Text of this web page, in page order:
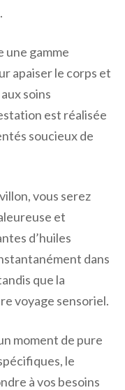
une gamme
apaiser le corps et
soins
est réalisée
soucieux de
vous serez
et
d’huiles
dans
que la
voyage sensoriel.
moment de pure
le
à vos besoins